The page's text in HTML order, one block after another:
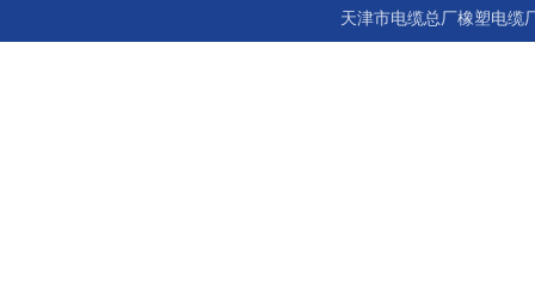
天津市电缆总厂橡塑电